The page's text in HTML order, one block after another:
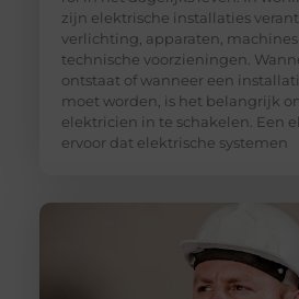
zijn elektrische installaties
verlichting, apparaten,
technische voorzieningen.
ontstaat of wanneer een
moet worden, is het belangrijk
elektricien in te schakelen. Een
ervoor dat elektrische systemen